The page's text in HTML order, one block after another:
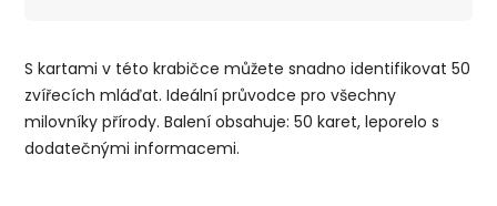
S kartami v této krabičce můžete snadno identifikovat 50
zvířecích mláďat. Ideální průvodce pro všechny
milovníky přírody. Balení obsahuje: 50 karet, leporelo s
dodatečnými informacemi.